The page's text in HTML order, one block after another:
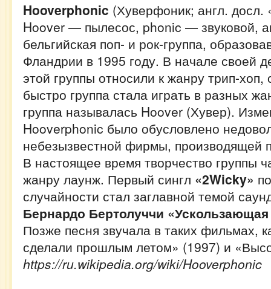
Hooverphonic (Хуверфоник; англ.
Hoover — пылесос, phonic — звуковой,
бельгийская поп- и рок-группа,
Фландрии в 1995 году. В начале своей
этой группы относили к жанру трип-хоп,
быстро группа стала играть в разных
группа называлась Hoover (Хувер).
Hooverphonic было обусловлено
небезызвестной фирмы, производящей
В настоящее время творчество группы
жанру лаунж. Первый сингл «2Wicky»
случайности стал заглавной темой
Бернардо Бертолуччи «Ускользающая
Позже песня звучала в таких фильмах,
сделали прошлым летом» (1997) и
https://ru.wikipedia.org/wiki/Hooverphonic